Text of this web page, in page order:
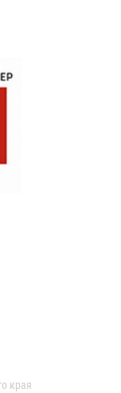
края